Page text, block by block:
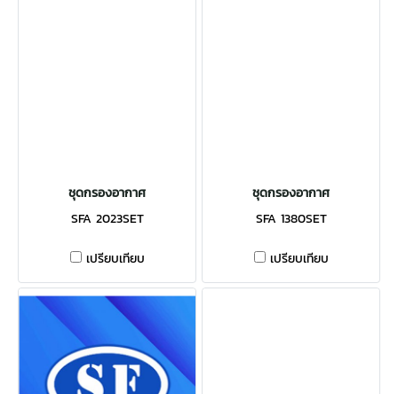
ชุดกรองอากาศ
SFA 2023SET
เปรียบเทียบ
ชุดกรองอากาศ
SFA 1380SET
เปรียบเทียบ